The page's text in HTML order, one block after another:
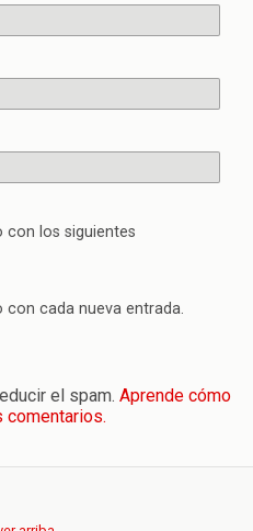
con los siguientes
cada nueva entrada.
el spam. Aprende cómo
comentarios.